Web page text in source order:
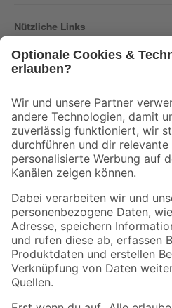
Nützliche Links
Der toom Newsletter: Keine Angebote und
Zur Newsletter Anmeldung
Folge uns
Zahlungsarten
Sicher einkaufen